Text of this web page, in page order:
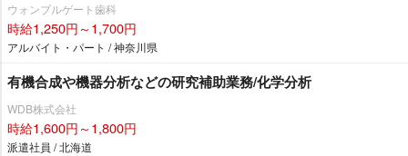
ウォンブルゲート歯科
時給1,250円～1,700円
アルバイト・パート / 神奈川県
有機合成や機器分析などの研究補助業務/化学分析
WDB株式会社
時給1,600円～1,800円
派遣社員 / 北海道